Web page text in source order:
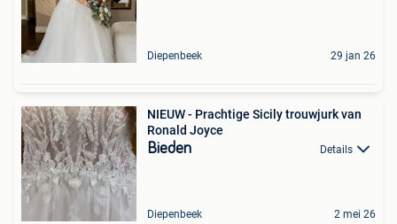
Diepenbeek 29 jan 26
NIEUW - Prachtige Sicily trouwjurk van
Ronald Joyce
Bieden Details
Diepenbeek 2 mei 26